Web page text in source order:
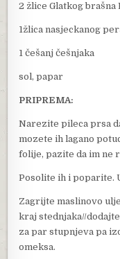
2 žlice Glatkog brašna
1žlica nasjeckanog
1 češanj češnjaka
sol, papar
PRIPREMA:
Narezite pileca prsa
mozete ih lagano
folije, pazite da im ne
Posolite ih i poparite.
Zagrijte maslinovo
kraj stednjaka//
za par stupnjeva pa
omeksa.